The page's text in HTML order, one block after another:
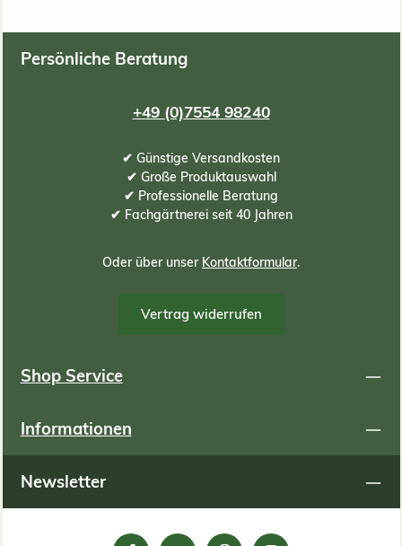
Persönliche Beratung
+49 (0)7554 98240
✔ Günstige Versandkosten
✔ Große Produktauswahl
✔ Professionelle Beratung
✔ Fachgärtnerei seit 40 Jahren
Oder über unser Kontaktformular.
Vertrag widerrufen
Shop Service
Informationen
Newsletter